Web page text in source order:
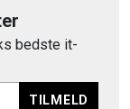
bedste it-
TILMELD